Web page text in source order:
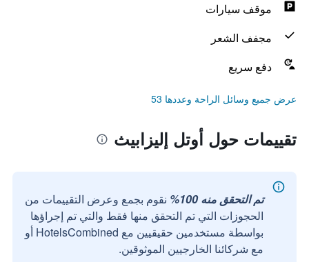
موقف سيارات
مجفف الشعر
دفع سريع
عرض جميع وسائل الراحة وعددها 53
تقييمات حول أوتل إليزابيث
تم التحقق منه 100%
نقوم بجمع وعرض التقييمات من
الحجوزات التي تم التحقق منها فقط والتي تم إجراؤها
بواسطة مستخدمين حقيقيين مع HotelsCombined أو
مع شركائنا الخارجيين الموثوقين.